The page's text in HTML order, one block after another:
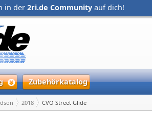
in der 2ri.de Community auf dich!
Zubehörkatalog
2018 CVO Street Glide